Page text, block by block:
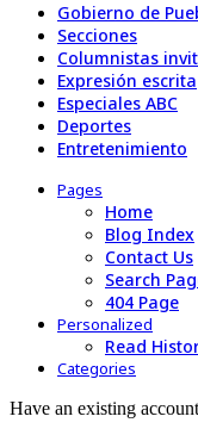
Gobierno de
Secciones
Columnistas
Expresión escrita
Especiales ABC
Deportes
Entretenimiento
Pages
Home
Blog Index
Contact Us
Search
404 Page
Personalized
Read
Categories
Have an existing